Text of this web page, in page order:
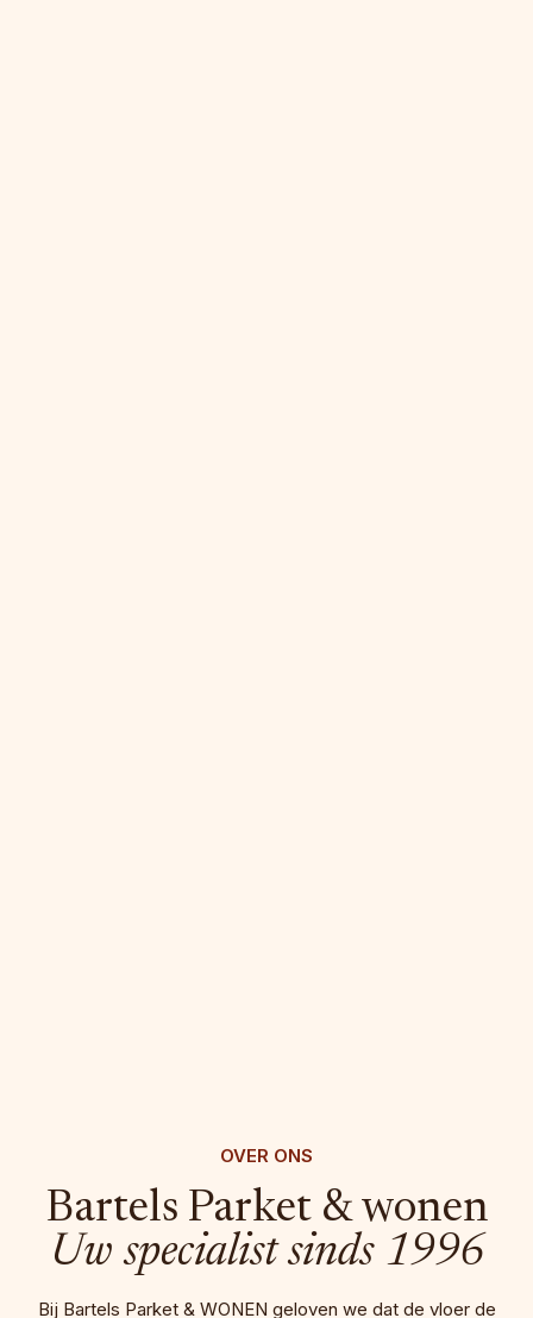
OVER ONS
Bartels Parket & wonen
Uw specialist sinds 1996
Bij Bartels Parket & WONEN geloven we dat de vloer de